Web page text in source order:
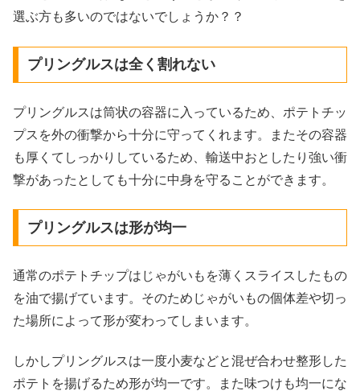
選ぶ方も多いのではないでしょうか？？
プリングルスは全く割れない
プリングルスは筒状の容器に入っているため、ポテトチッ
プスを外の衝撃から十分に守ってくれます。またその容器
も厚くてしっかりしているため、輸送中おとしたり強い衝
撃があったとしても十分に中身を守ることができます。
プリングルスは形が均一
通常のポテトチップはじゃがいもを薄くスライスしたもの
を油で揚げています。そのためじゃがいもの個体差や切っ
た場所によって形が変わってしまいます。
しかしプリングルスは一度小麦などと混ぜ合わせ整形した
ポテトを揚げるため形が均一です。また味つけも均一にな